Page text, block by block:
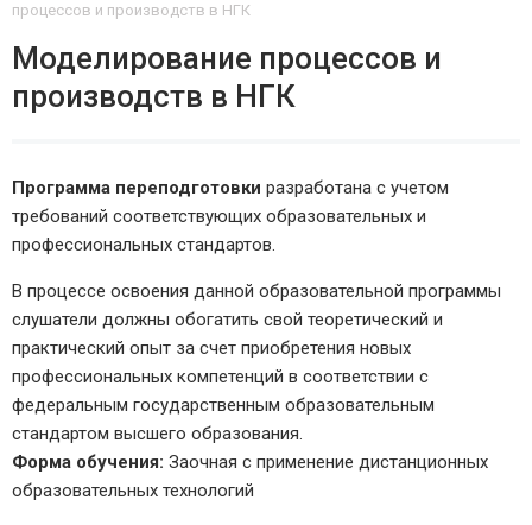
процессов и производств в НГК
Моделирование процессов и
производств в НГК
Программа переподготовки разработана с учетом
требований соответствующих образовательных и
профессиональных стандартов.
В процессе освоения данной образовательной программы
слушатели должны обогатить свой теоретический и
практический опыт за счет приобретения новых
профессиональных компетенций в соответствии с
федеральным государственным образовательным
стандартом высшего образования.
Форма обучения: Заочная с применение дистанционных
образовательных технологий